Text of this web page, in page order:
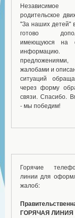
Независимое
родительское
"За наших детей"
готово
имеющуюся на
предложениями,
жалобами и
ситуаций
через форму
связи. Спасибо.
- мы победим!
Горячие
линии для
жалоб:
ГОРЯЧАЯ ЛИНИЯ